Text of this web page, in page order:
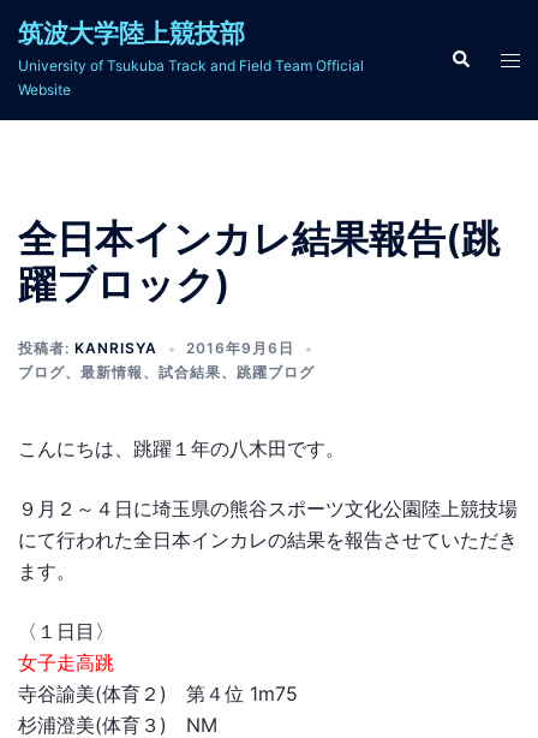
筑波大学陸上競技部
University of Tsukuba Track and Field Team Official
Website
検
索
ト
ル
ー
全日本インカレ結果報告(跳
躍ブロック)
投稿者: KANRISYA
2016年9月6日
ブログ、 最新情報 、 試合結果、 跳躍ブログ
こんにちは、跳躍１年の八木田です。
９月２～４日に埼玉県の熊谷スポーツ文化公園陸上競技場
にて行われた全日本インカレの結果を報告させていただき
ます。
〈１日目〉
女子走高跳
寺谷諭美(体育２) 第４位 1m75
杉浦澄美(体育３) NM